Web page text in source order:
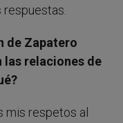
de Zapatero
relaciones de
mis respetos al